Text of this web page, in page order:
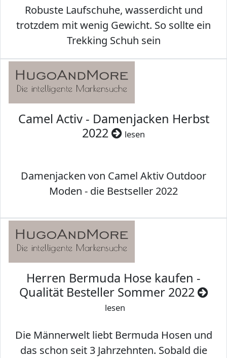
Robuste Laufschuhe, wasserdicht und
trotzdem mit wenig Gewicht. So sollte ein
Trekking Schuh sein
Camel Activ - Damenjacken Herbst
2022
lesen
Damenjacken von Camel Aktiv Outdoor
Moden - die Bestseller 2022
Herren Bermuda Hose kaufen -
Qualität Besteller Sommer 2022
lesen
Die Männerwelt liebt Bermuda Hosen und
das schon seit 3 Jahrzehnten. Sobald die